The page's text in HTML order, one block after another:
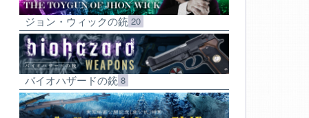
ジョン・ウィックの銃 20
バイオハザードの銃 8